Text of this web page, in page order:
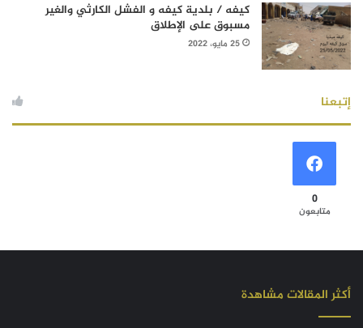
كيفه / بلدية كيفه و الفشل الكارثي والغير
مسبوق على الإطلاق
25 مايو، 2022
إتبعنا
0
متابعون
أكثر المقالات مشاهدة